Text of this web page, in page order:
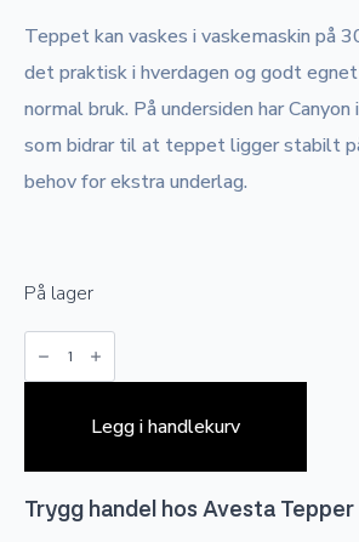
Teppet kan vaskes i vaskemaskin på
det praktisk i hverdagen og godt
normal bruk. På undersiden har
som bidrar til at teppet ligger stabilt
behov for ekstra underlag.
På lager
Canyon
antall
Legg i handlekurv
Trygg handel hos Avesta Tepper